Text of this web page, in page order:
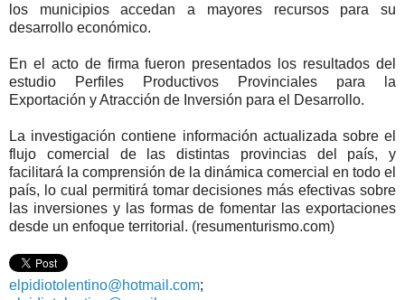
los municipios accedan a mayores recursos para su
desarrollo económico.
En el acto de firma fueron presentados los resultados del
estudio Perfiles Productivos Provinciales para la
Exportación y Atracción de Inversión para el Desarrollo.
La investigación contiene información actualizada sobre el
flujo comercial de las distintas provincias del país, y
facilitará la comprensión de la dinámica comercial en todo el
país, lo cual permitirá tomar decisiones más efectivas sobre
las inversiones y las formas de fomentar las exportaciones
desde un enfoque territorial. (resumenturismo.com)
elpidiotolentino@hotmail.com;